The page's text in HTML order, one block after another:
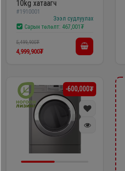
10kg хатаагч
#1910001
Зээл судлуулах
Сарын төлөлт: 467,001₮
5,499,900₮
4,999,900₮
-600,000₮